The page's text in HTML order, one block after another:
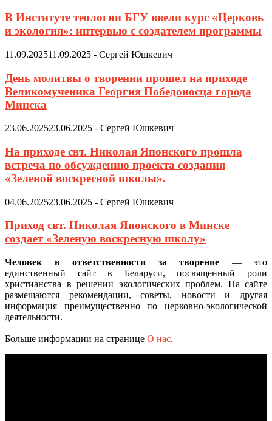
В Институте теологии БГУ ввели курс «Церковь
и экология»: интервью с создателем программы
11.09.202511.09.2025 - Сергей Юшкевич
День молитвы о творении прошел на приходе
Великомученика Георгия Победоносца города
Минска
23.06.202523.06.2025 - Сергей Юшкевич
На приходе свт. Николая Японского прошла
встреча по обсуждению проекта создания
«Зеленой воскресной школы».
04.06.202523.06.2025 - Сергей Юшкевич
Приход свт. Николая Японского в Минске
создает «Зеленую воскресную школу»
Человек в ответственности за творение — это
единственный сайт в Беларуси, посвященный роли
христианства в решении экологических проблем. На сайте
размещаются рекомендации, советы, новости и другая
информация преимущественно по церковно-экологической
деятельности.
Больше информации на странице О нас.